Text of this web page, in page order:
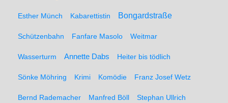
Esther Münch Kabarettistin Bongardstraße
Schützenbahn Fanfare Masolo Weitmar
Wasserturm Annette Dabs Heiter bis tödlich
Sönke Möhring Krimi Komödie Franz Josef Wetz
Bernd Rademacher Manfred Böll Stephan Ullrich